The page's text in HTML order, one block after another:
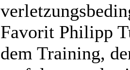
Favorit Philipp
dem Training,